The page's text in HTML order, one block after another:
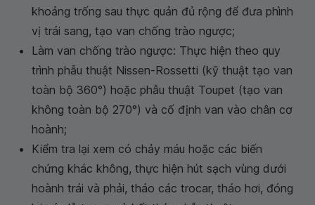
khoảng trống sau thực quản đủ rộng để đưa phình
vị trái sang, tạo van chống trào ngược;
Làm van chống trào ngược: Thực hiện theo quy
trình phẫu thuật Nissen-Rossetti (kỹ thuật tạo van
toàn bộ 360°) hoặc phẫu thuật Toupet (tạo van
không toàn bộ 270°) và cố định van vào chân cơ
hoành;
Kiểm tra lại xem có chảy máu hoặc các biến
chứng khác không, thực hiện hút sạch vùng dưới
hoành trái và phải, tháo các trocar, tháo hơi, đóng